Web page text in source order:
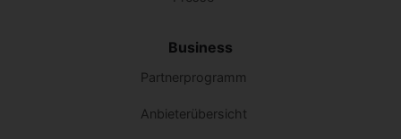
Business
Partnerprogramm
Anbieterübersicht